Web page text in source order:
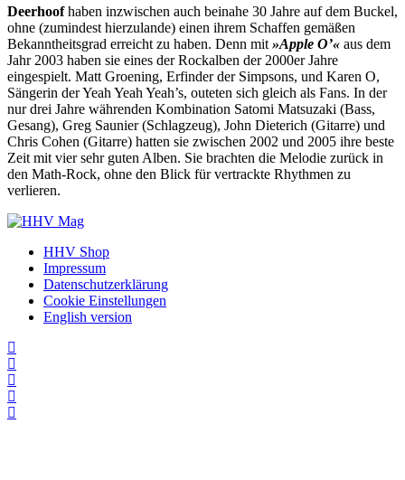
Deerhoofhaben inzwischen auch beinahe 30 Jahre auf dem Buckel,
ohne (zumindest hierzulande) einen ihrem Schaffen gemäßen
Bekanntheitsgrad erreicht zu haben. Denn mit »Apple O’« aus dem
Jahr 2003 haben sie eines der Rockalben der 2000er Jahre
eingespielt. Matt Groening, Erfinder der Simpsons, und Karen O,
Sängerin der Yeah Yeah Yeah’s, outeten sich gleich als Fans. In der
nur drei Jahre währenden Kombination Satomi Matsuzaki (Bass,
Gesang), Greg Saunier (Schlagzeug), John Dieterich (Gitarre) und
Chris Cohen (Gitarre) hatten sie zwischen 2002 und 2005 ihre beste
Zeit mit vier sehr guten Alben. Sie brachten die Melodie zurück in
den Math-Rock, ohne den Blick für vertrackte Rhythmen zu
verlieren.
HHV Shop
Impressum
Datenschutzerklärung
Cookie Einstellungen
English version